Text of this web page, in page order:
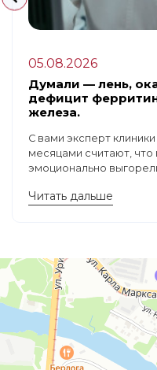
05.08.2026
Думали — лень,
дефицит
железа.
С вами эксперт
месяцами считают, что
эмоционально
Читать дальше